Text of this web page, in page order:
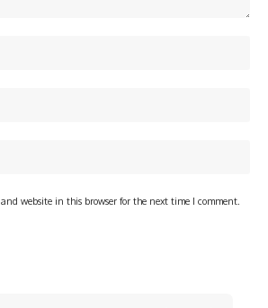
website in this browser for the next time I comment.